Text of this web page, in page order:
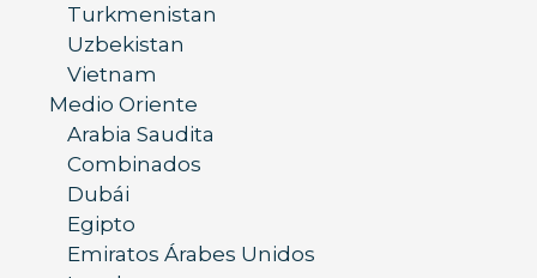
Turkmenistan
Uzbekistan
Vietnam
Medio Oriente
Arabia Saudita
Combinados
Dubái
Egipto
Emiratos Árabes Unidos